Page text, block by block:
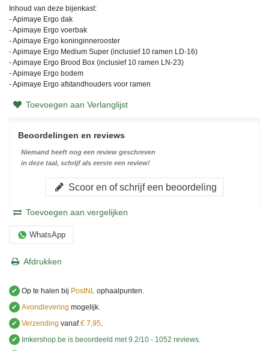
Inhoud van deze bijenkast:
- Apimaye Ergo dak
- Apimaye Ergo voerbak
- Apimaye Ergo koninginnerooster
- Apimaye Ergo Medium Super (inclusief 10 ramen LD-16)
- Apimaye Ergo Brood Box (inclusief 10 ramen LN-23)
- Apimaye Ergo bodem
- Apimaye Ergo afstandhouders voor ramen
Toevoegen aan Verlanglijst
Beoordelingen en reviews
Niemand heeft nog een review geschreven
in deze taal, schrijf als eerste een review!
Scoor en of schrijf een beoordeling
Toevoegen aan vergelijken
WhatsApp
Afdrukken
✔ Op te halen bij PostNL ophaalpunten.
✔ Avondlevering mogelijk.
✔ Verzending vanaf€ 7,95.
✔
Imkershop.be is beoordeeld met9.2/10 - 1052 reviews.